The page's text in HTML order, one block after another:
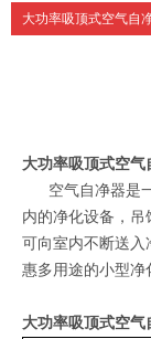
大功率吸顶式空气自
大功率吸顶式空气
空气自净器是
内的净化设备，
可向室内不断送入
惠多用途的小型净
大功率吸顶式空气